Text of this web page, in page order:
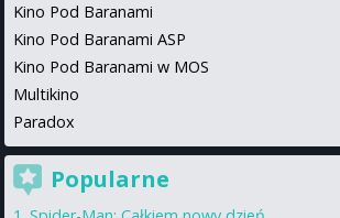
Kino Pod Baranami
Kino Pod Baranami ASP
Kino Pod Baranami w MOS
Multikino
Paradox
Popularne